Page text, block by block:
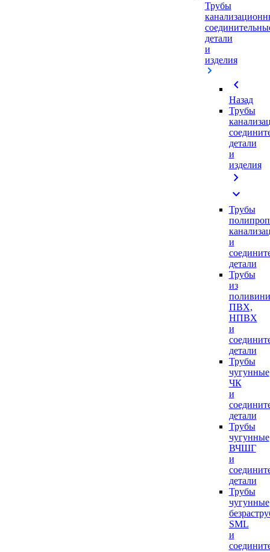
Трубы
детали
и
изделия
chevron_left
Назад
Трубы
детали
и
изделия
chevron_right
expand_more
Трубы
и
детали
Трубы
из
ПВХ,
НПВХ
и
детали
Трубы
чугунные
ЧК
и
детали
Трубы
чугунные
ВЧШГ
и
детали
Трубы
чугунные
SML
и